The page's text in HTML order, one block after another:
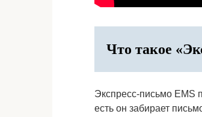
Что такое
Экспресс-письмо EMS
есть он забирает